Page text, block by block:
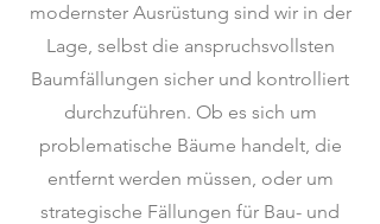
modernster Ausrüstung sind wir in der
Lage, selbst die anspruchsvollsten
Baumfällungen sicher und kontrolliert
durchzuführen. Ob es sich um
problematische Bäume handelt, die
entfernt werden müssen, oder um
strategische Fällungen für Bau- und